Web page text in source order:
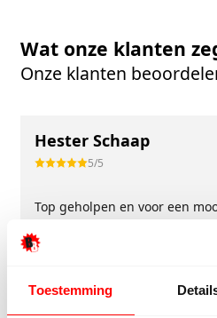
Toestemming
Wat onze klanten
Onze klanten
Hester Schaap
5/5
Top geholpen en voor een
meedenkend en